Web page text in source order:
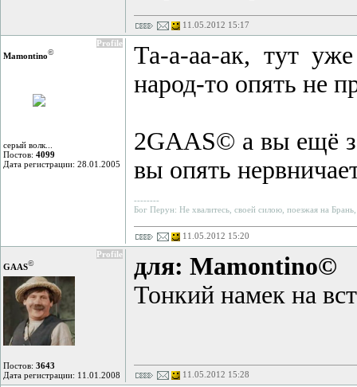
11.05.2012 15:17
Profile
Mamontino©
серый волк...
Постов: 4099
Дата регистрации: 28.01.2005
Та-а-аа-ак, тут
народ-то опять не
2GAAS© а вы ещё
вы опять
--------
Бог Перун: Не хвалитесь, своей силою, поезжая на
11.05.2012 15:20
Profile
GAAS©
Постов: 3643
Дата регистрации: 11.01.2008
для: Mamontino©
Тонкий намек на
11.05.2012 15:28